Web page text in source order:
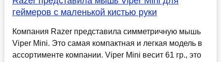
геймеров с маленькой кистью руки
Компания Razer представила симметричную мышь
Viper Mini. Это самая компактная и легкая модель в
ассортименте компании. Viper Mini весит 61 гр., это